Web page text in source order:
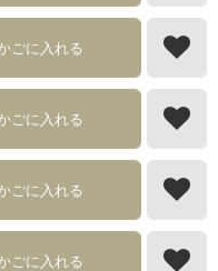
ごに入れる
ごに入れる
ごに入れる
ごに入れる